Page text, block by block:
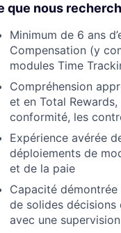
que nous
Minimum de 6 ans
Compensation (y
modules Time
Compréhension
et en Total
conformité, les
Expérience avérée
déploiements de
et de la paie
Capacité
de solides
avec une